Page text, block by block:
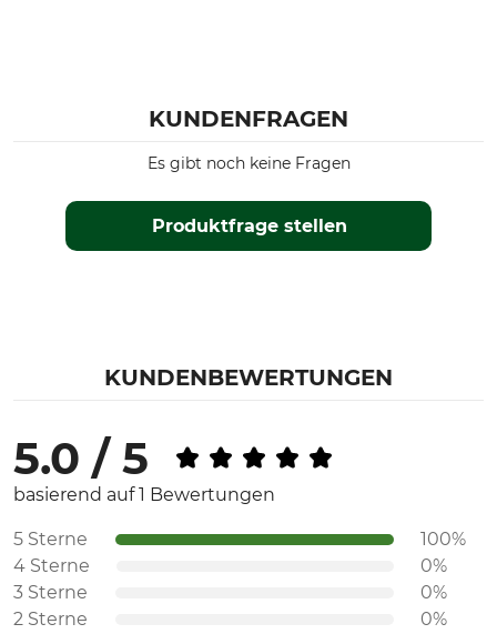
KUNDENFRAGEN
Produktfrage stellen
Es gibt noch keine Fragen
KUNDENBEWERTUNGEN
5.0 / 5
basierend auf 1 Bewertungen
5 Sterne
100%
4 Sterne
0%
3 Sterne
0%
2 Sterne
0%